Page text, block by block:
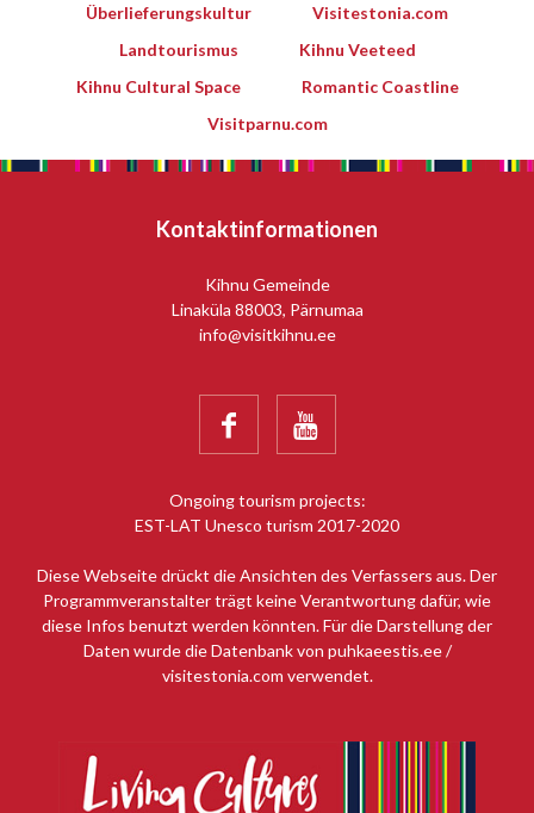
Überlieferungskultur
Visitestonia.com
Landtourismus
Kihnu Veeteed
Kihnu Cultural Space
Romantic Coastline
Visitparnu.com
Kontaktinformationen
Kihnu Gemeinde
Linaküla 88003, Pärnumaa
info@visitkihnu.ee
 
Ongoing tourism projects:
EST-LAT Unesco turism 2017-2020
Diese Webseite drückt die Ansichten des Verfassers aus. Der
Programmveranstalter trägt keine Verantwortung dafür, wie
diese Infos benutzt werden könnten. Für die Darstellung der
Daten wurde die Datenbank von puhkaeestis.ee /
visitestonia.com verwendet.